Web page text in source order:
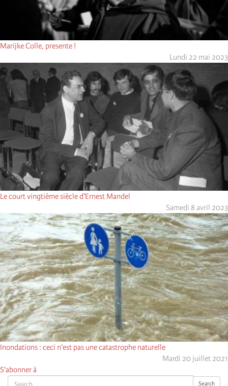
Search Search
Marijke Colle, presente !
Lundi 22 mai 2023
Le court vingtième siècle d'Ernest Mandel
Samedi 8 avril 2023
Inondations : ceci n’est pas une catastrophe naturelle
Mardi 20 juillet 2021
S'abonner à